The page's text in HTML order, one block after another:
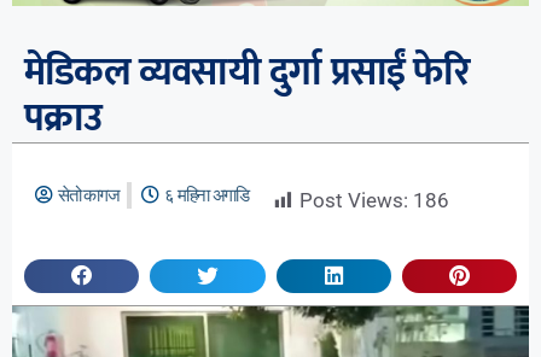
मेडिकल व्यवसायी दुर्गा प्रसाईं फेरि
पक्राउ
सेतो कागज ६ महिना अगाडि Post Views: 186